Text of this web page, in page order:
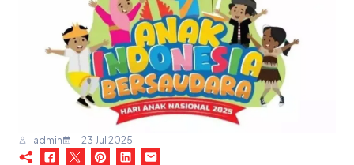
admin 23 Jul 2025